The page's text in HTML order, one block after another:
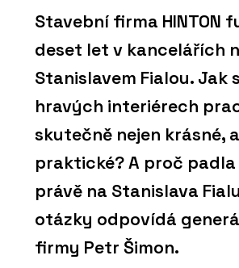
Stavební firma HINTON
deset let v kancelářích
Stanislavem Fialou. Jak
hravých interiérech
skutečně nejen krásné,
praktické? A proč
právě na Stanislava
otázky odpovídá
firmy Petr Šimon.